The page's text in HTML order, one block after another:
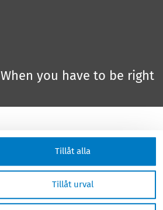
Tillåt alla
Tillåt urval
When you have to be right